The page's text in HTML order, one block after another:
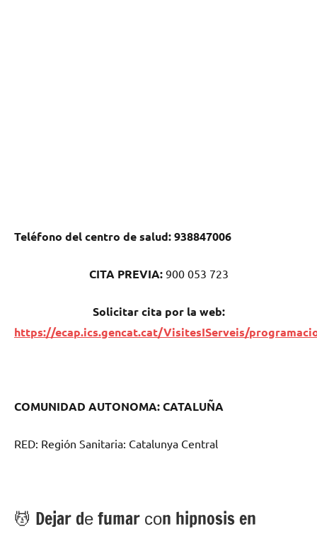
Teléfono del centro dе salud:938847006
CITA PREVIA: 900 053 723
Solicitar cita pοr la web:
https://ecap.ics.gencat.cat/VisitesIServeis/
COMUNIDAD AUTONOMA: CATALUÑA
RED: Región Sanitaria: Catalunya Central
💆 ‍Dejar dе fumar сοn hipnosis en